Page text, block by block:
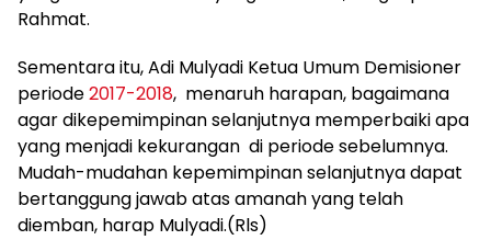
Rahmat.
Sementara itu, Adi Mulyadi Ketua Umum Demisioner
periode2017-2018, menaruh harapan, bagaimana
agar dikepemimpinan selanjutnya memperbaiki apa
yang menjadi kekurangan di periode sebelumnya.
Mudah-mudahan kepemimpinan selanjutnya dapat
bertanggung jawab atas amanah yang telah
diemban, harap Mulyadi.(Rls)